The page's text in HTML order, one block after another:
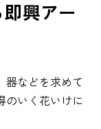
興アー
器などを求めて
のいく花いけに